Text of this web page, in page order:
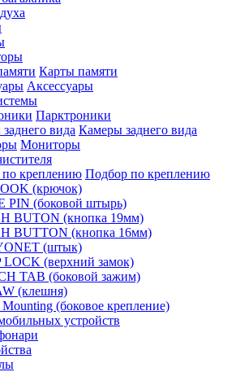
Карты памяти
Аксессуары
Парктроники
Камеры заднего вида
Мониторы
Подбор по креплению
(крючок)
PIN (боковой штырь)
BUTON (кнопка 19мм)
BUTTON (кнопка 16мм)
(штык)
LOCK (верхний замок)
TAB (боковой зажим)
(клешня)
Mounting (боковое крепление)
устройств